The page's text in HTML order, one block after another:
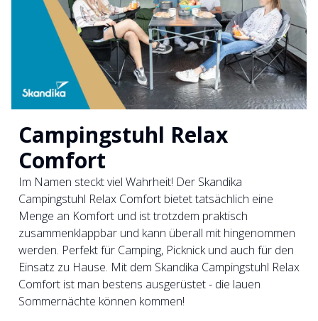
Campingstuhl Relax
Comfort
Im Namen steckt viel Wahrheit! Der Skandika
Campingstuhl Relax Comfort bietet tatsächlich eine
Menge an Komfort und ist trotzdem praktisch
zusammenklappbar und kann überall mit hingenommen
werden. Perfekt für Camping, Picknick und auch für den
Einsatz zu Hause. Mit dem Skandika Campingstuhl Relax
Comfort ist man bestens ausgerüstet - die lauen
Sommernächte können kommen!